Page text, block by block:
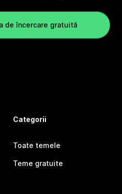
de încercare gratuită
Categorii
Toate temele
Teme gratuite